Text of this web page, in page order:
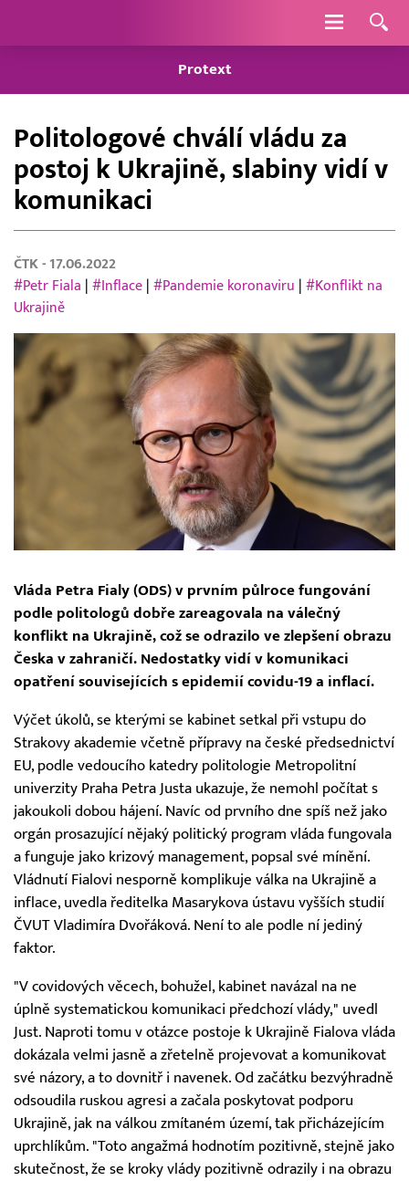
Navigace
Protext
Politologové chválí vládu za
postoj k Ukrajině, slabiny vidí v
komunikaci
ČTK - 17.06.2022
#Petr Fiala
#Inflace #Pandemie koronaviru
#Konflikt na
Ukrajině
Vláda Petra Fialy (ODS) v prvním půlroce fungování
podle politologů dobře zareagovala na válečný
konflikt na Ukrajině, což se odrazilo ve zlepšení obrazu
Česka v zahraničí. Nedostatky vidí v komunikaci
opatření souvisejících s epidemií covidu-19 a inflací.
Výčet úkolů, se kterými se kabinet setkal při vstupu do
Strakovy akademie včetně přípravy na české předsednictví
EU, podle vedoucího katedry politologie Metropolitní
univerzity Praha Petra Justa ukazuje, že nemohl počítat s
jakoukoli dobou hájení. Navíc od prvního dne spíš než jako
orgán prosazující nějaký politický program vláda fungovala
a funguje jako krizový management, popsal své mínění.
Vládnutí Fialovi nesporně komplikuje válka na Ukrajině a
inflace, uvedla ředitelka Masarykova ústavu vyšších studií
ČVUT Vladimíra Dvořáková. Není to ale podle ní jediný
faktor.
"V covidových věcech, bohužel, kabinet navázal na ne
úplně systematickou komunikaci předchozí vlády," uvedl
Just. Naproti tomu v otázce postoje k Ukrajině Fialova vláda
dokázala velmi jasně a zřetelně projevovat a komunikovat
své názory, a to dovnitř i navenek. Od začátku bezvýhradně
odsoudila ruskou agresi a začala poskytovat podporu
Ukrajině, jak na válkou zmítaném území, tak přicházejícím
uprchlíkům. "Toto angažmá hodnotím pozitivně, stejně jako
skutečnost, že se kroky vlády pozitivně odrazily i na obrazu